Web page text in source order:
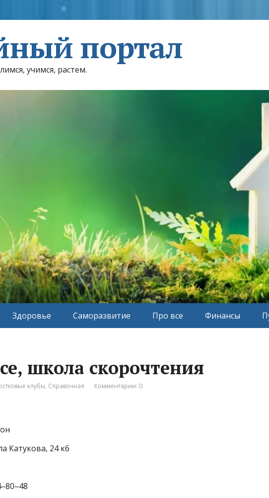
портал
учимся, растем.
Здоровье Саморазвитие Про все Финансы
школа скорочтения
клубы, Справочная Комментарии: 0
Катукова, 24 к6